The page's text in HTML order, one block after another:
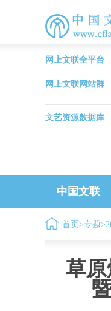
网上文联全平台
网上文联网站群
文艺资源数据库
中国文联
首页 >专题>
草